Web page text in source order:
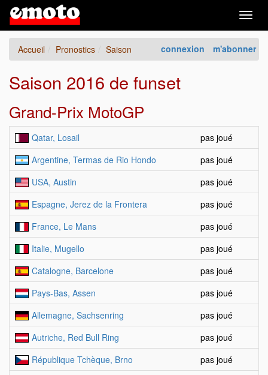
connexion m'abonner
Accueil Pronostics Saison
Saison 2016 de funset
Grand-Prix MotoGP
Qatar, Losail
pas joué
Argentine, Termas de Rio Hondo
pas joué
USA, Austin
pas joué
Espagne, Jerez de la Frontera
pas joué
France, Le Mans
pas joué
Italie, Mugello
pas joué
Catalogne, Barcelone
pas joué
Pays-Bas, Assen
pas joué
Allemagne, Sachsenring
pas joué
Autriche, Red Bull Ring
pas joué
République Tchèque, Brno
pas joué